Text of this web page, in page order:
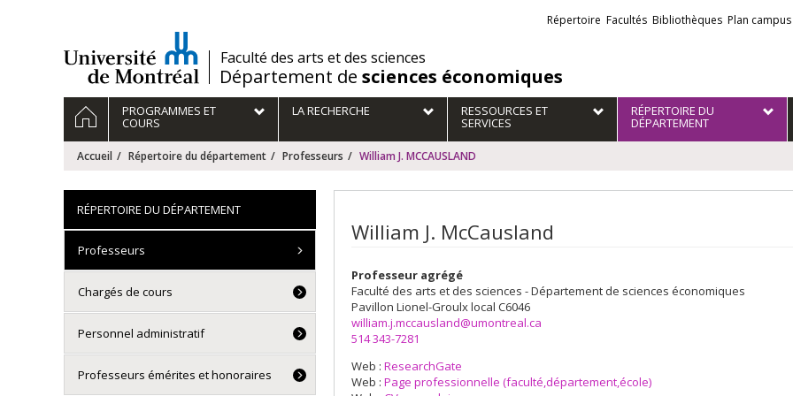
/Faculté des arts et des sciences
Département de sciences économiques
Liens
externes
Répertoire Facultés Bibliothèques Plan campus
Navigation
principale
ACCUEILPROGRAMMES ET
COURS
LA RECHERCHE RESSOURCES ET
SERVICES
RÉPERTOIRE DU
DÉPARTEMENT
Accueil Répertoire du département Professeurs William J. MCCAUSLAND
William J. McCausland
Professeur agrégé
Faculté des arts et des sciences - Département de sciences économiques
Pavillon Lionel-Groulxlocal C6046
william.j.mccausland@umontreal.ca
514 343-7281
Web : ResearchGate
Web : Page professionnelle (faculté,département,école)
RÉPERTOIRE DU DÉPARTEMENT
Professeurs
Chargés de cours
Personnel administratif
Professeurs émérites et honoraires